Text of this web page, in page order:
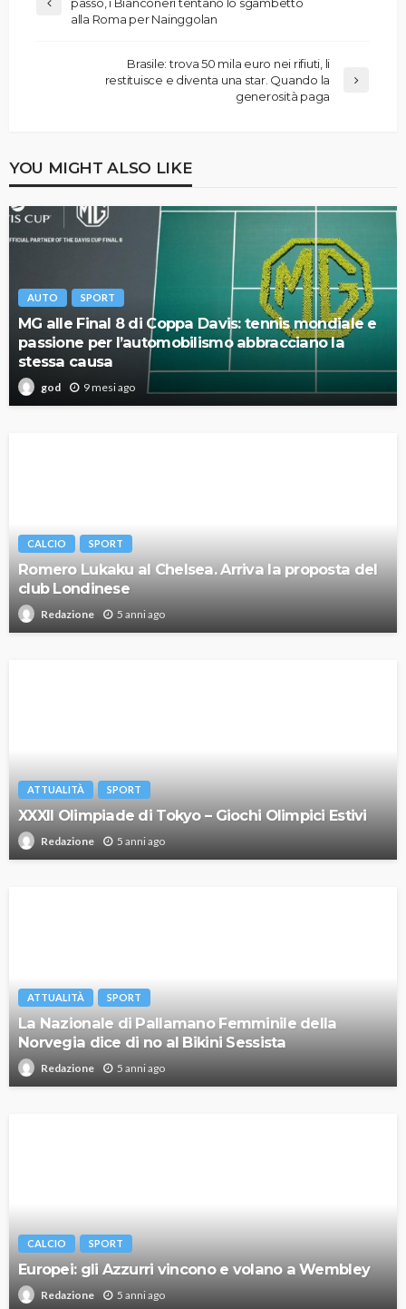
alla Roma per Nainggolan
Brasile: trova 50 mila euro nei rifiuti, li
restituisce e diventa una star. Quando la
generosità paga
YOU MIGHT ALSO LIKE
AUTO SPORT
MG alle Final 8 di Coppa Davis: tennis mondiale e
passione per l’automobilismo abbracciano la
stessa causa
god 9 mesi ago
CALCIO SPORT
Romero Lukaku al Chelsea. Arriva la proposta del
club Londinese
Redazione 5 anni ago
ATTUALITÀ SPORT
XXXII Olimpiade di Tokyo – Giochi Olimpici Estivi
Redazione 5 anni ago
ATTUALITÀ SPORT
La Nazionale di Pallamano Femminile della
Norvegia dice di no al Bikini Sessista
Redazione 5 anni ago
CALCIO SPORT
Europei: gli Azzurri vincono e volano a Wembley
Redazione 5 anni ago